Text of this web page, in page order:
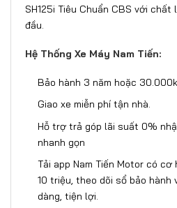
SH125i Tiêu Chuẩn CBS với
đầu.
Hệ Thống Xe Máy Nam Tiến:
Bảo hành 3 năm hoặc
Giao xe miễn phí tận nhà.
Hỗ trợ trả góp lãi suất 0%
nhanh gọn
Tải app Nam Tiến Motor có
10 triệu, theo dõi sổ bảo hành
dàng, tiện lợi.